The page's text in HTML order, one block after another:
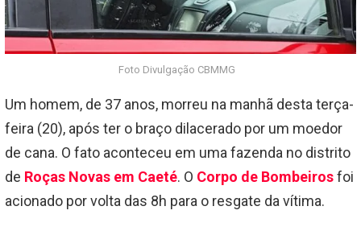
Foto Divulgação CBMMG
Um homem, de 37 anos, morreu na manhã desta terça-
feira (20), após ter o braço dilacerado por um moedor
de cana. O fato aconteceu em uma fazenda no distrito
de Roças Novas em Caeté. O Corpo de Bombeirosfoi
acionado por volta das 8h para o resgate da vítima.